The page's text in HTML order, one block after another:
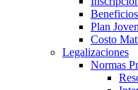
Beneficios
Plan Joven
Costo
Legalizaciones
Normas